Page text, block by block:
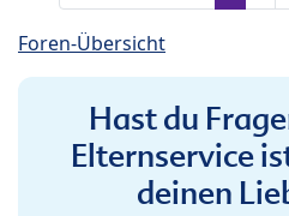
Foren-Übersicht
Hast du
Elternservice
deinen